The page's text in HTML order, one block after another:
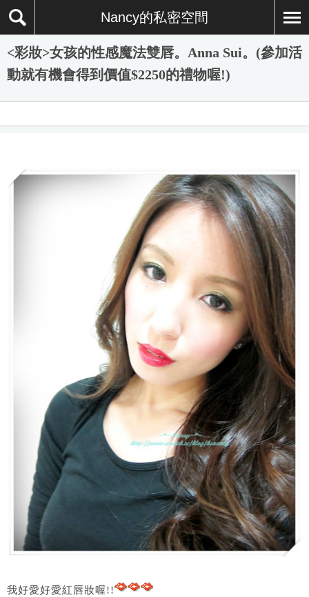
Nancy的私密空間
<彩妝>女孩的性感魔法雙唇。Anna Sui。(參加活
動就有機會得到價值$2250的禮物喔!)
我好愛好愛紅唇妝喔!!